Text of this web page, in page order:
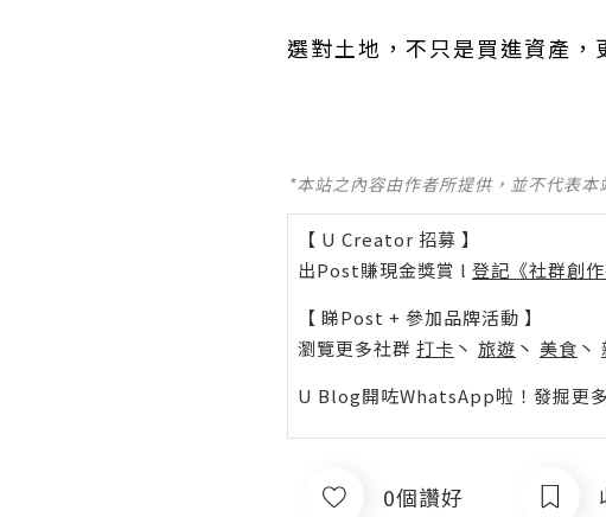
選對土地，不只是買進資產，
*本站之內容由作者所提供，並不代表
【 U Creator 招募 】
出Post賺現金獎賞 l 登記《社群創作
【 睇Post + 參加品牌活動 】
瀏覽更多社群 打卡 丶 旅遊 丶 美食 丶
U Blog開咗WhatsApp啦！發掘更
0個讚好